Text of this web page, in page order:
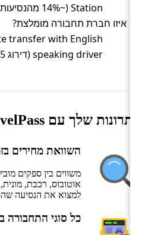
Station (~14% מהנסיעות).
איזו חברת תחבורה מומלצת?
transfer with English
speaking driver (דירוג 4.8/5).
היתרונות שלך עם TravelPass
השוואת מחירים
משווים בין ספקים
אוטובוס, רכבת,
למצוא את הנסיעה
כל סוגי התחבורה